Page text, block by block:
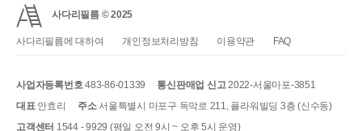
사다리필름 © 2025
사다리필름에 대하여 개인정보처리방침 이용약관 FAQ
사업자등록번호483-86-01339 통신판매업 신고2022-서울마포-3851
대표안효리 주소서울특별시 마포구 독막로 211, 플라워빌딩 3층 (신수동)
고객센터 1544 - 9929 (평일 오전 9시 ~ 오후 5시 운영)